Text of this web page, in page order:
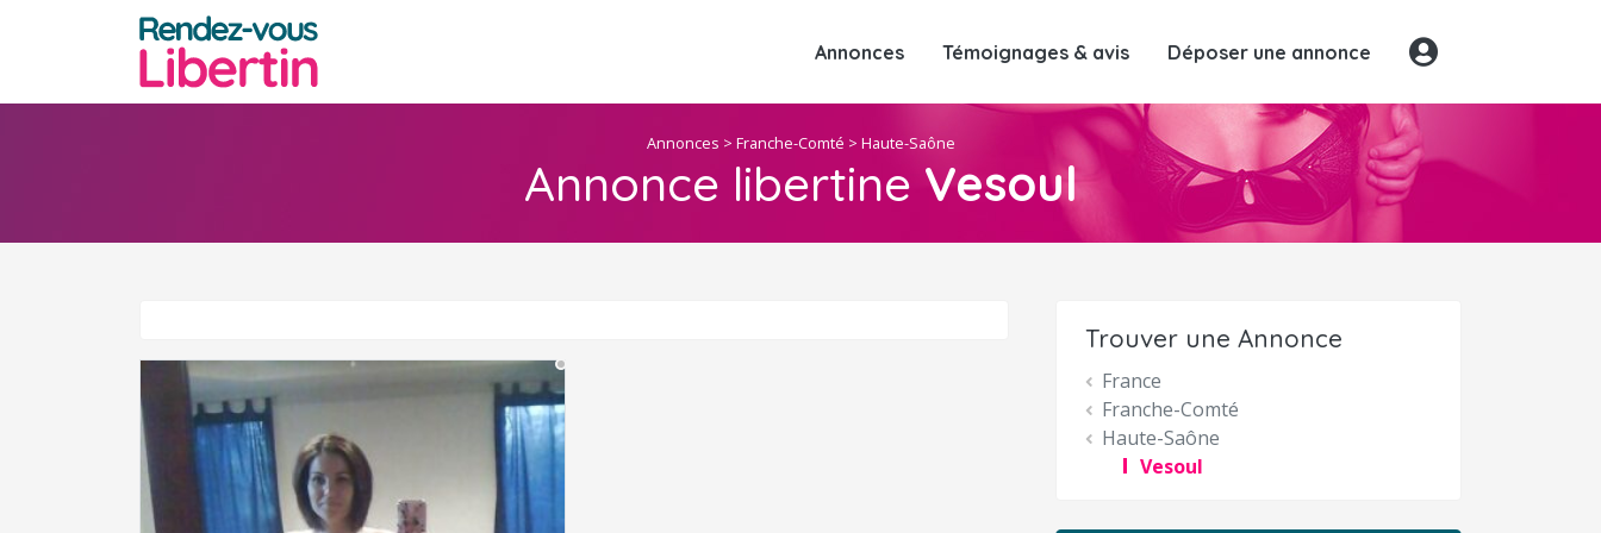
Annonces Témoignages & avis Déposer une annonce
Annonces > Franche-Comté > Haute-Saône
Annonce libertine Vesoul
Trouver une Annonce
France
Franche-Comté
Haute-Saône
Vesoul